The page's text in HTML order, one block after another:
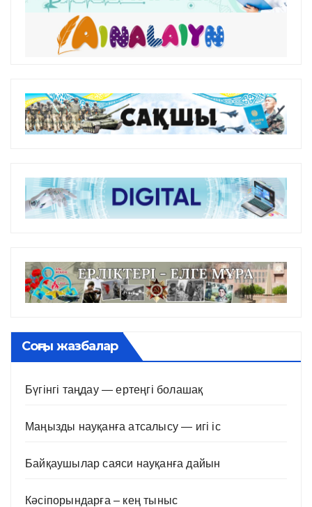
Соңғы жазбалар
Бүгінгі таңдау — ертеңгі болашақ
Маңызды науқанға атсалысу — игі іс
Байқаушылар саяси науқанға дайын
Кәсіпорындарға – кең тыныс